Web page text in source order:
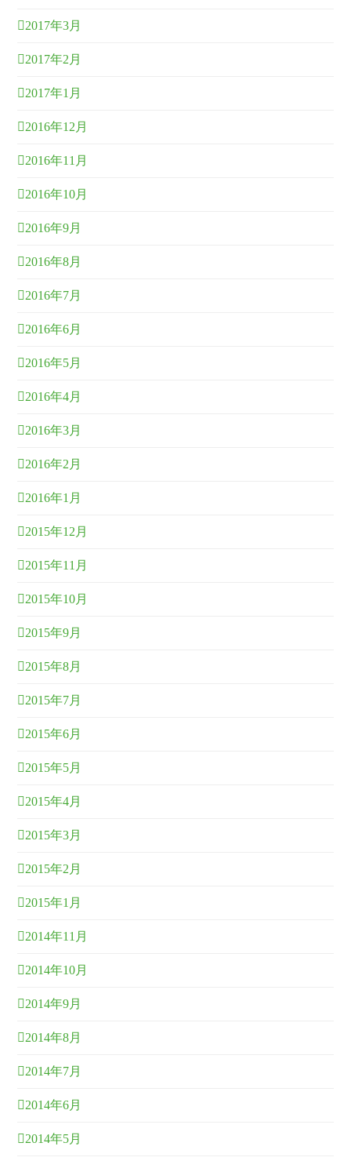
2017年3月
2017年2月
2017年1月
2016年12月
2016年11月
2016年10月
2016年9月
2016年8月
2016年7月
2016年6月
2016年5月
2016年4月
2016年3月
2016年2月
2016年1月
2015年12月
2015年11月
2015年10月
2015年9月
2015年8月
2015年7月
2015年6月
2015年5月
2015年4月
2015年3月
2015年2月
2015年1月
2014年11月
2014年10月
2014年9月
2014年8月
2014年7月
2014年6月
2014年5月